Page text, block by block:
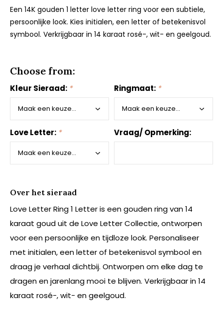
Een 14K gouden 1 letter love letter ring voor een subtiele,
persoonlijke look. Kies initialen, een letter of betekenisvol
symbool. Verkrijgbaar in 14 karaat rosé-, wit- en geelgoud.
Choose from:
Kleur Sieraad: * Ringmaat: *
Love Letter: * Vraag/ Opmerking:
Over het sieraad
Love Letter Ring 1 Letter is een gouden ring van 14
karaat goud uit de Love Letter Collectie, ontworpen
voor een persoonlijke en tijdloze look. Personaliseer
met initialen, een letter of betekenisvol symbool en
draag je verhaal dichtbij. Ontworpen om elke dag te
dragen en jarenlang mooi te blijven. Verkrijgbaar in 14
karaat rosé-, wit- en geelgoud.